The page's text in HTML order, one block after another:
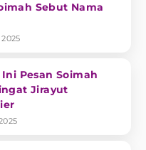
Sebut Nama
Pesan Soimah
Jirayut